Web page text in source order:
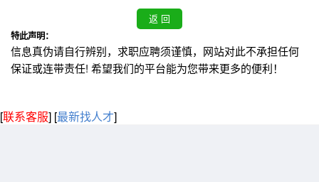
特此声明：
信息真伪请自行辨别，求职应聘须谨慎，网站对此不承担任何
保证或连带责任! 希望我们的平台能为您带来更多的便利！
[联系客服] [最新找人才]